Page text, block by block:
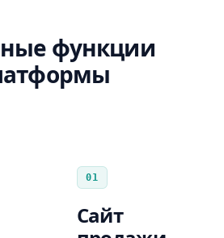
функции
01
Сайт